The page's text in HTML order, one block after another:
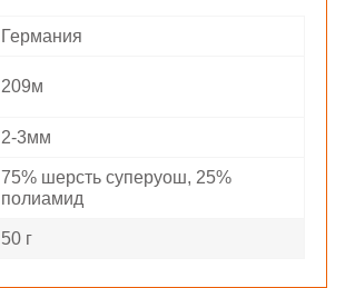
Германия
209м
2-3мм
75% шерсть суперуош, 25%
полиамид
50 г